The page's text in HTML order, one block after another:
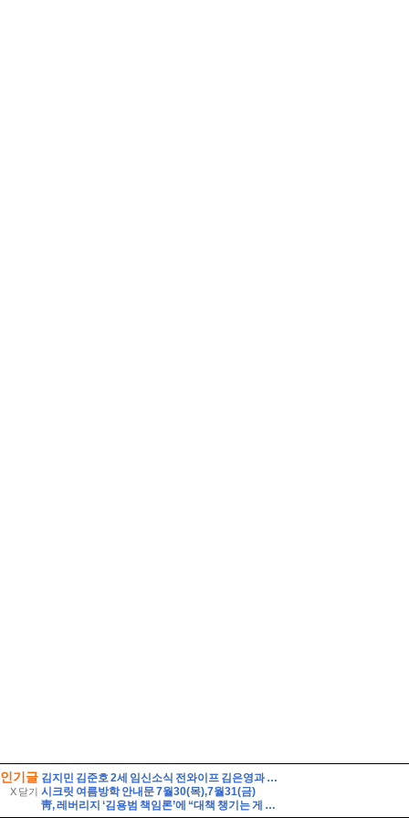
인기글
X 닫기
김지민 김준호 2세 임신소식 전와이프 김은영과 자녀는?
시크릿 여름방학 안내문 7월30(목),7월31(금)
靑, 레버리지 ‘김용범 책임론’에 “대책 챙기는 게 더 중요”